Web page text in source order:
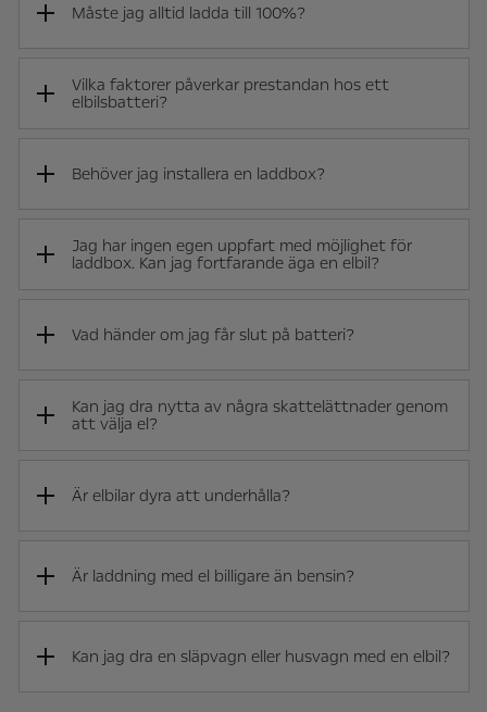
Måste jag alltid ladda till 100%?
Vilka faktorer påverkar prestandan hos ett
elbilsbatteri?
Behöver jag installera en laddbox?
Jag har ingen egen uppfart med möjlighet för
laddbox. Kan jag fortfarande äga en elbil?
Vad händer om jag får slut på batteri?
Kan jag dra nytta av några skattelättnader genom
att välja el?
Är elbilar dyra att underhålla?
Är laddning med el billigare än bensin?
Kan jag dra en släpvagn eller husvagn med en elbil?